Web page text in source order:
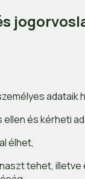
és kérheti
élhet,
tehet,